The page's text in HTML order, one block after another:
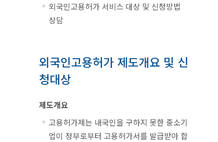
외국인고용허가 서비스 대상 및 신청방법
상담
외국인고용허가 제도개요 및 신
청대상
제도개요
고용허가제는 내국인을 구하지 못한 중소기
업이 정부로부터 고용허가서를 발급받아 합